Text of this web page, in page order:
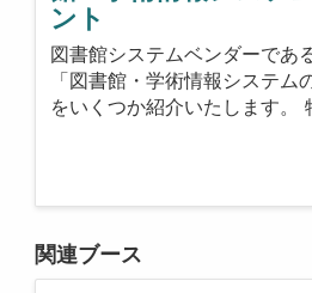
ント
図書館システムベンダーであ
「図書館・学術情報システム
をいくつか紹介いたします。
関連ブース